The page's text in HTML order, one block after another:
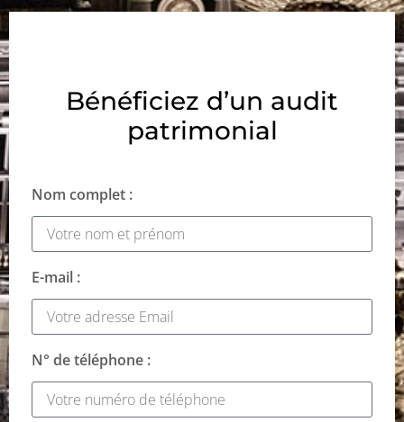
Bénéficiez d’un audit
patrimonial
Nom complet :
E-mail :
N° de téléphone :